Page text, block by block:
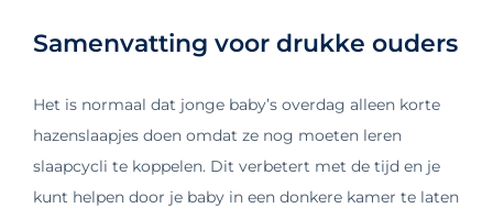
Samenvatting voor drukke ouders
Het is normaal dat jonge baby’s overdag alleen korte
hazenslaapjes doen omdat ze nog moeten leren
slaapcycli te koppelen. Dit verbetert met de tijd en je
kunt helpen door je baby in een donkere kamer te laten